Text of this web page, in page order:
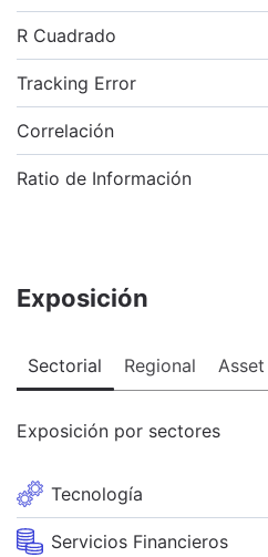
R Cuadrado
Tracking Error
Correlación
Ratio de Información
Exposición
Sectorial Regional
Exposición por sectores
Tecnología
Servicios Financieros